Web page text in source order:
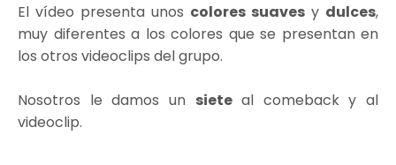
El vídeo presenta unos colores suavesy dulces,
muy diferentes a los colores que se presentan en
los otros videoclips del grupo.
Nosotros le damos un sieteal comeback y al
videoclip.